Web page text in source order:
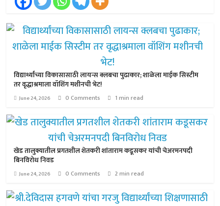
विद्यार्थ्यांच्या विकासासाठी लायन्स क्लबचा पुढाकार; शाळेला माईक सिस्टीम
तर वृद्धाश्रमाला वॉशिंग मशीनची भेट!
June 24, 2026 0 Comments 1 min read
खेड तालुक्यातील प्रगतशील शेतकरी शांताराम कडूसकर यांची चेअरमनपदी
बिनविरोध निवड
June 24, 2026 0 Comments 2 min read